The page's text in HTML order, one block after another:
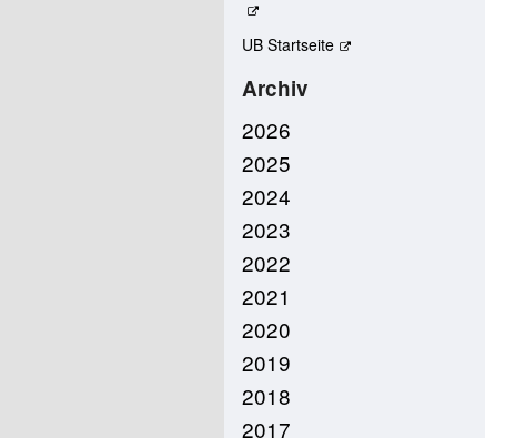
UB Startseite
Archiv
2026
2025
2024
2023
2022
2021
2020
2019
2018
2017